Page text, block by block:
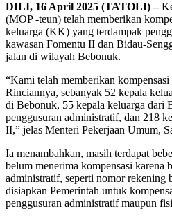
DILI, 16 April 2025 (TATOLI) –
(MOP -teun) telah memberikan
keluarga (KK) yang terdampak
kawasan Fomentu II dan Bidau-
jalan di wilayah Bebonuk.
“Kami telah memberikan
Rinciannya, sebanyak 52 kepala
di Bebonuk, 55 kepala keluarga dari
penggusuran administratif, dan 218
II,” jelas Menteri Pekerjaan Umum,
Ia menambahkan, masih terdapat
belum menerima kompensasi karena
administratif, seperti nomor rekening
disiapkan Pemerintah untuk
penggusuran administratif maupun